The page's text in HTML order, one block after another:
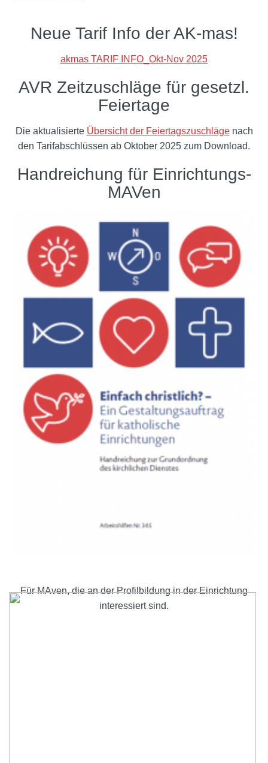
Neue Tarif Info der AK-mas!
akmas TARIF INFO_Okt-Nov 2025
AVR Zeitzuschläge für gesetzl.
Feiertage
Die aktualisierte Übersicht der Feiertagszuschlägenach
den Tarifabschlüssen ab Oktober 2025 zum Download.
Handreichung für Einrichtungs-
MAVen
Für MAven, die an der Profilbildung in der Einrichtung
interessiert sind.